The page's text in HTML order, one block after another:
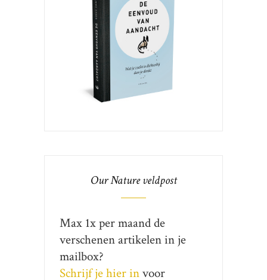
Our Nature veldpost
Max 1x per maand de
verschenen artikelen in je
mailbox?
Schrijf je hier invoor